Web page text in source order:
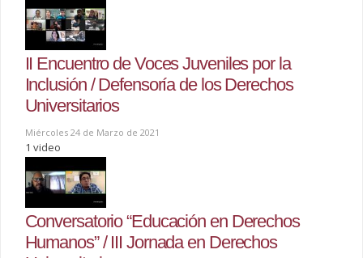
II Encuentro de Voces Juveniles por la
Inclusión / Defensoría de los Derechos
Universitarios
Miércoles 24 de Marzo de 2021
1 video
Conversatorio “Educación en Derechos
Humanos” / III Jornada en Derechos